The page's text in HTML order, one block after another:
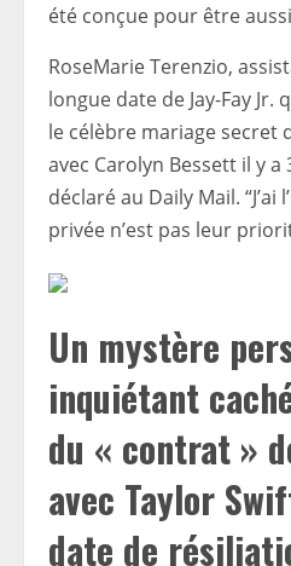
été conçue pour être
RoseMarie Terenzio,
longue date de Jay-Fay Jr.
le célèbre mariage secret
avec Carolyn Bessett il y
déclaré au Daily Mail.
privée n’est pas leur
Un mystère
inquiétant
du « contrat »
avec Taylor
date de